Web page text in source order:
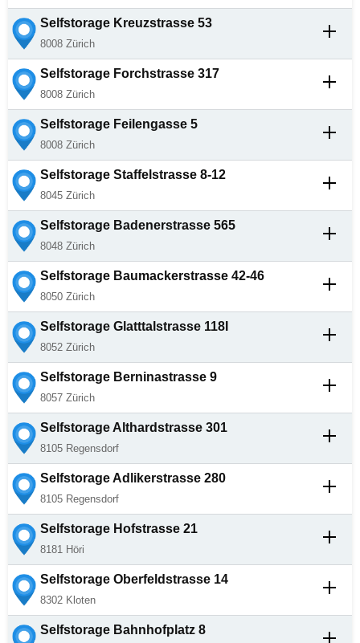
Selfstorage Kreuzstrasse 53
8008 Zürich
Selfstorage Forchstrasse 317
8008 Zürich
Selfstorage Feilengasse 5
8008 Zürich
Selfstorage Staffelstrasse 8-12
8045 Zürich
Selfstorage Badenerstrasse 565
8048 Zürich
Selfstorage Baumackerstrasse 42-46
8050 Zürich
Selfstorage Glatttalstrasse 118I
8052 Zürich
Selfstorage Berninastrasse 9
8057 Zürich
Selfstorage Althardstrasse 301
8105 Regensdorf
SelfstorageAdlikerstrasse 280
8105 Regensdorf
Selfstorage Hofstrasse 21
8181 Höri
Selfstorage Oberfeldstrasse 14
8302 Kloten
Selfstorage Bahnhofplatz 8